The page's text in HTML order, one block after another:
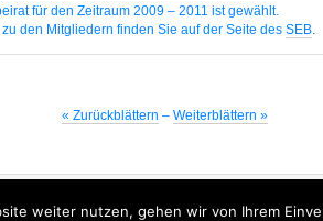
für den Zeitraum 2009 – 2011 ist gewählt.
den Mitgliedern finden Sie auf der Seite des SEB.
« Zurückblättern – Weiterblättern »
weiter nutzen, gehen wir von Ihrem